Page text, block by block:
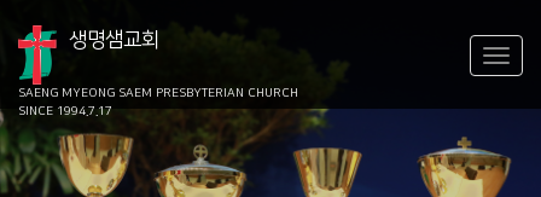
생명샘교회
SAENG MYEONG SAEM PRESBYTERIAN CHURCH
SINCE 1994.7.17